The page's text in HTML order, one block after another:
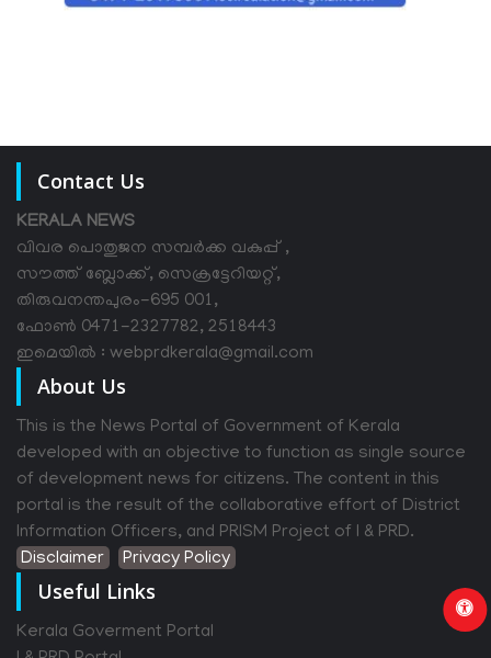
Contact Us
KERALA NEWS
വിവര പൊതുജന സമ്പര്‍ക്ക വകുപ്പ് ,
സൗത്ത് ബ്ലോക്ക്, സെക്രട്ടേറിയറ്റ്,
തിരുവനന്തപുരം-695 001,
ഫോൺ 0471-2327782, 2518443
ഇമെയിൽ : webprdkerala@gmail.com
About Us
This is the News Portal of Government of Kerala
developed with an objective to function as single source
of development news for citizens. The content in this
portal is the result of the collaborative effort of District
Information Officers, and PRISM Project of I & PRD.
Disclaimer
Privacy Policy
Useful Links
Kerala Goverment Portal